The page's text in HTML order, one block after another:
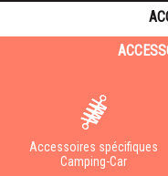
Accessoires spécifiques
Camping-Car